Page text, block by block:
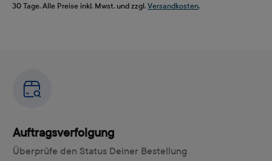
30 Tage. Alle Preise inkl. Mwst. und zzgl. Versandkosten.
Auftragsverfolgung
Überprüfe den Status Deiner Bestellung